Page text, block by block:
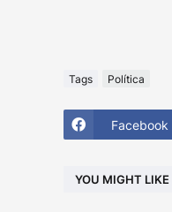
Tags Política
Facebook
YOU MIGHT LIKE